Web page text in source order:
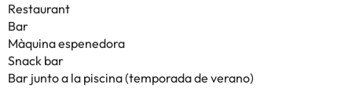
Restaurant
Bar
Màquina espenedora
Snack bar
Bar junto a la piscina (temporada de verano)